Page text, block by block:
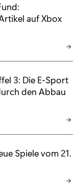
auf Xbox
3: Die E-Sport
den Abbau
Spiele vom 21.